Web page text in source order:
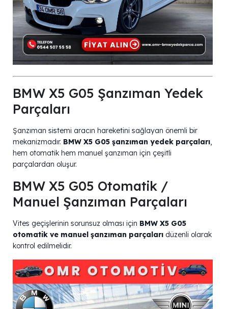
BMW X5 G05 Şanzıman Yedek
Parçaları
Şanzıman sistemi aracın hareketini sağlayan önemli bir
mekanizmadır.
BMW X5 G05 şanzıman yedek parçaları,
hem otomatik hem manuel şanzıman için çeşitli
parçalardan oluşur.
BMW X5 G05 Otomatik /
Manuel Şanzıman Parçaları
Vites geçişlerinin sorunsuz olması için BMW X5 G05
otomatik ve manuel şanzıman parçaları düzenli olarak
kontrol edilmelidir.